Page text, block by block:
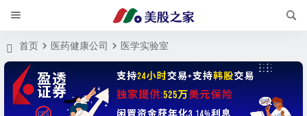
首页 医药健康公司 医学实验室